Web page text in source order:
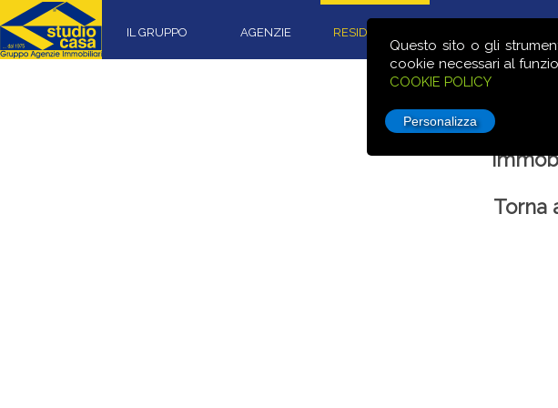
IL GRUPPO AGENZIE RESIDENZIALE
Torna
Questo sito o gli
cookie necessari al
COOKIE POLICY